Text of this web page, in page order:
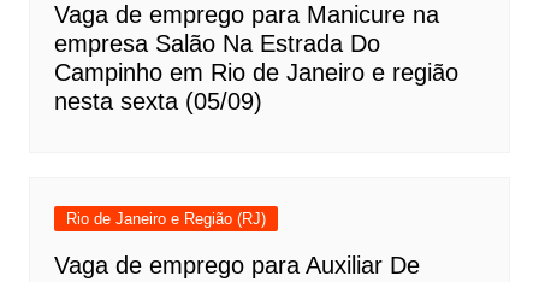
Vaga de emprego para Manicure na
empresa Salão Na Estrada Do
Campinho em Rio de Janeiro e região
nesta sexta (05/09)
Rio de Janeiro e Região (RJ)
Vaga de emprego para Auxiliar De